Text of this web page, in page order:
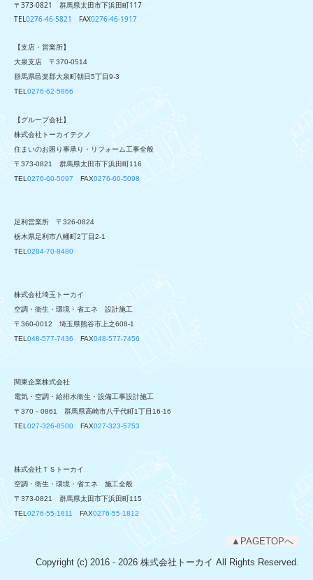
〒373-0821 群馬県太田市下浜田町117
TEL0276-46-5821 FAX0276-46-1917
【支店・営業所】
大泉支店 〒370-0514
群馬県邑楽郡大泉町朝日5丁目9-3
TEL 0276-62-5866
【グループ会社】
株式会社トーカイテクノ
住まいのお困り事承り・リフォーム工事全般
〒373-0821 群馬県太田市下浜田町116
TEL 0276-60-5097 FAX0276-60-5098
足利営業所 〒326-0824
栃木県足利市八幡町2丁目2-1
TEL 0284-70-8480
株式会社埼玉トーカイ
空調・衛生・環境・省エネ 設計施工
〒360-0012 埼玉県熊谷市上之608-1
TEL 048-577-7436 FAX048-577-7456
関東企業株式会社
電気・空調・給排水衛生・設備工事設計施工
〒370－0861 群馬県高崎市八千代町1丁目16-16
TEL 027-326-8500 FAX027-323-5753
株式会社ＴＳトーカイ
空調・衛生・環境・省エネ 施工全般
〒373-0821 群馬県太田市下浜田町115
TEL 0276-55-1811 FAX0276-55-1812
▲PAGETOPへ
Copyright (c) 2016 - 2026 株式会社トーカイ All Rights Reserved.